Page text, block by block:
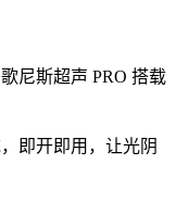
尼斯超声 PRO 搭载
即开即用，让光阴